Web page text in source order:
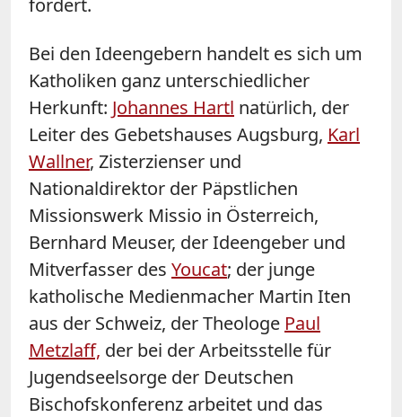
Bei den Ideengebern handelt es sich um
Katholiken ganz unterschiedlicher
Herkunft: Johannes Hartl natürlich, der
Leiter des Gebetshauses Augsburg, Karl
Wallner, Zisterzienser und
Nationaldirektor der Päpstlichen
Missionswerk Missio in Österreich,
Bernhard Meuser, der Ideengeber und
Mitverfasser des Youcat; der junge
katholische Medienmacher Martin Iten
aus der Schweiz, der Theologe Paul
Metzlaff, der bei der Arbeitsstelle für
Jugendseelsorge der Deutschen
Bischofskonferenz arbeitet und das